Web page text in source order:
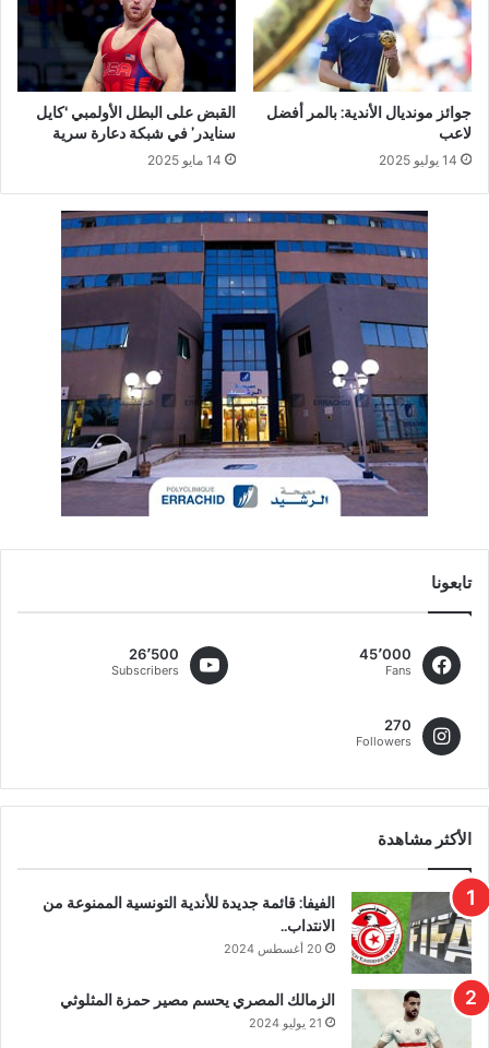
جوائز مونديال الأندية: بالمر أفضل
لاعب
14 يوليو 2025
القبض على البطل الأولمبي ‘كايل
سنايدر’ في شبكة دعارة سرية
14 مايو 2025
تابعونا
45٬000
Fans
26٬500
Subscribers
270
Followers
الأكثر مشاهدة
الفيفا: قائمة جديدة للأندية التونسية الممنوعة من
الانتداب..
20 أغسطس 2024
الزمالك المصري يحسم مصير حمزة المثلوثي
21 يوليو 2024